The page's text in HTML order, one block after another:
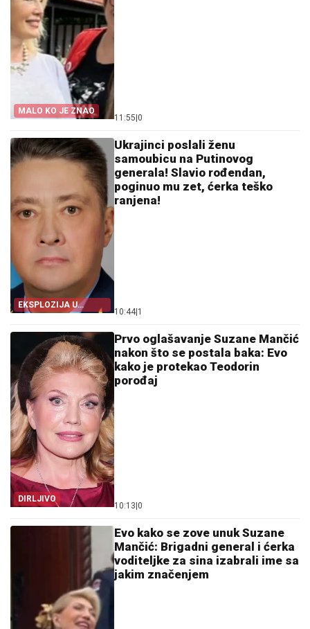
MALO KO JE ZNAO
11:55|0
EKSPLOZIJA U
MOSKVI!
Ukrajinci poslali ženu
samoubicu na Putinovog
generala! Slavio rođendan,
poginuo mu zet, ćerka teško
ranjena!
10:44|1
DIRLJIVO
Prvo oglašavanje Suzane Mančić
nakon što se postala baka: Evo
kako je protekao Teodorin
porođaj
10:13|0
Evo kako se zove unuk Suzane
Mančić: Brigadni general i ćerka
voditeljke za sina izabrali ime sa
jakim značenjem